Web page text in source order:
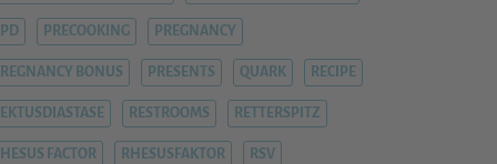
PRECOOKING PREGNANCY
BONUS PRESENTS QUARK RECIPE
RESTROOMS RETTERSPITZ
FACTOR RHESUSFAKTOR RSV